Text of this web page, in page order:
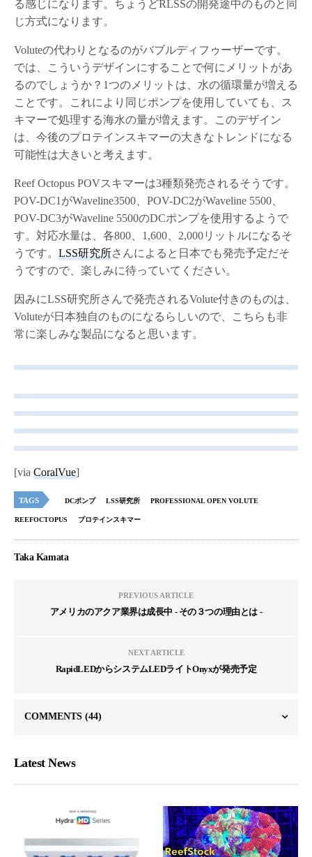
る感じになります。ちょうどRLSSの開発途中のものと同
じ方式になります。
Voluteの代わりとなるのがバブルディフゥーザーです。
では、こういうデザインにすることで何にメリットがあ
るのでしょうか？1つのメリットは、水の循環量が増える
ことです。これにより同じポンプを使用していても、ス
キマーで処理する海水の量が増えます。このデザイン
は、今後のプロテインスキマーの大きなトレンドになる
可能性は大きいと考えます。
Reef Octopus POVスキマーは3種類発売されるそうです。
POV-DC1がWaveline3500、POV-DC2がWaveline 5500、
POV-DC3がWaveline 5500のDCポンプを使用するようで
す。対応水量は、各800、1,600、2,000リットルになるそ
うです。 LSS研究所さんによると日本でも発売予定だそ
うですので、楽しみに待っていてください。
因みにLSS研究所さんで発売されるVolute付きのものは、
Voluteが日本独自のものになるらしいので、こちらも非
常に楽しみな製品になると思います。
[viaCoralVue]
TAGS DCポンプ LSS研究所 PROFESSIONAL OPEN VOLUTE
REEFOCTOPUS プロテインスキマー
Taka Kamata
PREVIOUS ARTICLE
アメリカのアクア業界は成長中 - その３つの理由とは -
NEXT ARTICLE
RapidLEDからシステムLEDライトOnyxが発売予定
COMMENTS (44)
Latest News